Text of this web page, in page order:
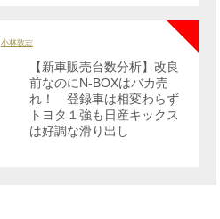
小林敦志
【新車販売台数分析】改良
前なのにN-BOXはバカ売
れ！ 登録車は相変わらず
トヨタ１強も日産キックス
は好調な滑り出し